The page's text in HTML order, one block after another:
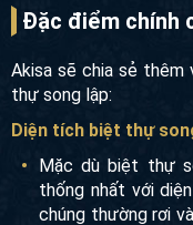
Đặc điểm chính
Akisa sẽ chia sẻ
thự song lập:
Diện tích biệt thự
Mặc dù biệt thự
thống nhất với
chúng thường rơi